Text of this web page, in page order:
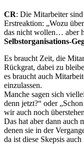
CR: Die Mitarbeiter
Erstreaktion: „Wozu
das nicht wollen… aber
Selbstorganisations-
Es braucht Zeit, die
Rückgrat, dabei zu
es braucht auch
einzulassen.
Manche sagen sich
denn jetzt?“ oder
wir auch noch
Das hat aber dann auch
denen sie in der
da ist diese Skepsis